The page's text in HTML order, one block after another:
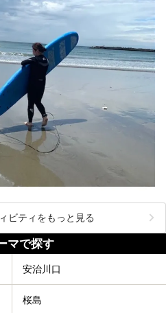
ビティをもっと見る
マで探す
安治川口
桜島